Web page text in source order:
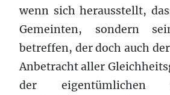
wenn sich herausstellt,
Gemeinten, sondern
betreffen, der doch auch
Anbetracht aller
der eigentümlichen